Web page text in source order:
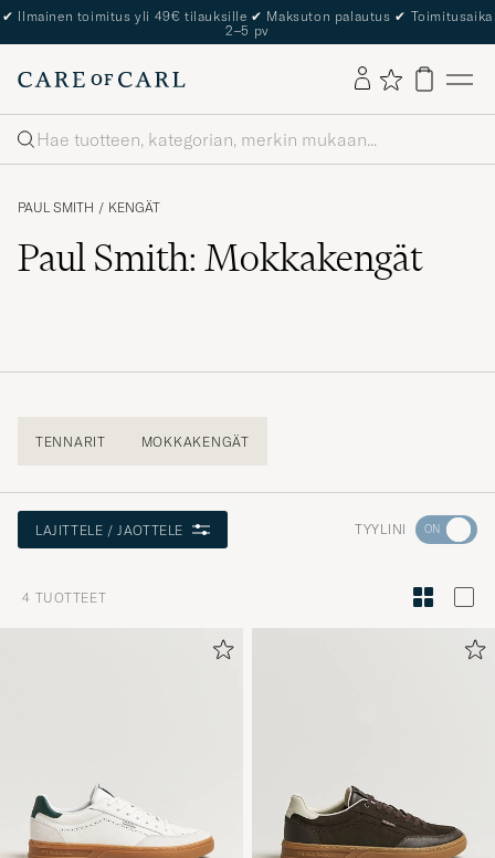
✔ Ilmainen toimitus yli 49€ tilauksille ✔ Maksuton palautus ✔ Toimitusaika
2–5 pv
Haku
PAUL SMITH / KENGÄT
Paul Smith: Mokkakengät
TENNARIT MOKKAKENGÄT
LAJITTELE / JAOTTELE TYYLINI
Aktivoi
tyylini
lajittelun
tuotteille
4 TUOTTEET